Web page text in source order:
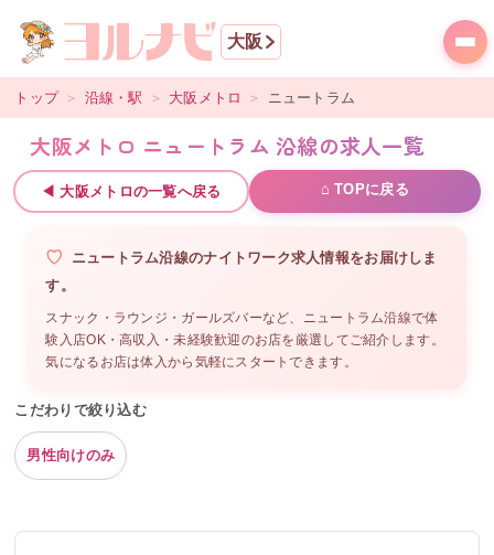
大阪
トップ ＞ 沿線・駅 ＞ 大阪メトロ ＞ ニュートラム
大阪メトロ ニュートラム 沿線の求人一覧
◀大阪メトロの一覧へ戻る ⌂ TOPに戻る
ニュートラム沿線のナイトワーク求人情報をお届けしま
す。
スナック・ラウンジ・ガールズバーなど、 ニュートラム沿線で体
験入店OK・高収入・未経験歓迎のお店を厳選してご紹介します。
気になるお店は体入から気軽にスタートできます。
こだわりで絞り込む
男性向けのみ